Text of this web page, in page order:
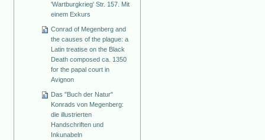
'Wartburgkrieg' Str. 157. Mit
einem Exkurs
Conrad of Megenberg and
the causes of the plague: a
Latin treatise on the Black
Death composed ca. 1350
for the papal court in
Avignon
Das "Buch der Natur"
Konrads von Megenberg:
die illustrierten
Handschriften und
Inkunabeln